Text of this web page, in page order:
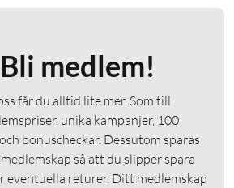
medlem!
får du alltid lite mer. Som till
unika kampanjer, 100
bonuscheckar. Dessutom sparas
så att du slipper spara
eventuella returer. Ditt medlemskap